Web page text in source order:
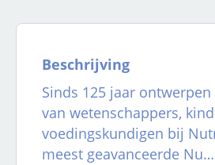
Beschrijving
Sinds 125 jaar
van wetenschappers,
voedingskundigen bij
meest geavanceerde Nu…